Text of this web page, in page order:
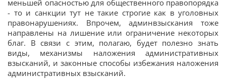
меньшей опасностью для общественного правопорядка
- то и санкции тут не такие строгие как в уголовных
правонарушениях. Впрочем, админвзыскания тоже
направлены на лишение или ограничение некоторых
благ. В связи с этим, полагаю, будет полезно знать
виды, механизмы наложения административных
взысканий, и законные способы избежания наложения
административных взысканий.